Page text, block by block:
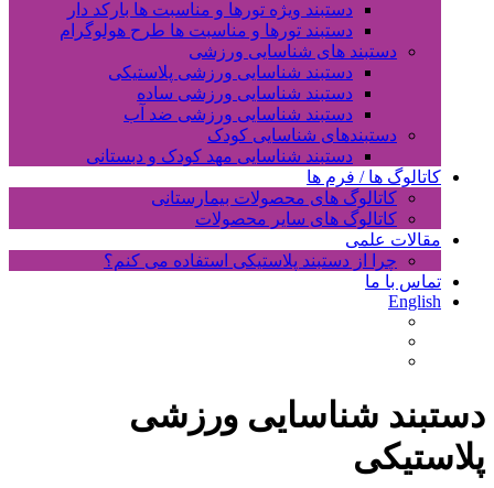
دستبند ویژه تورها و مناسبت ها بارکد دار
دستبند تورها و مناسبت ها طرح هولوگرام
دستبند های شناسایی ورزشی
دستبند شناسایی ورزشی پلاستیکی
دستبند شناسایی ورزشی ساده
دستبند شناسایی ورزشی ضد آب
دستبندهای شناسایی کودک
دستبند شناسایی مهد کودک و دبستانی
کاتالوگ ها / فرم ها
کاتالوگ های محصولات بیمارستانی
کاتالوگ های سایر محصولات
مقالات علمی
چرا از دستبند پلاستیکی استفاده می کنم؟
تماس با ما
English
دستبند شناسایی ورزشی
پلاستیکی